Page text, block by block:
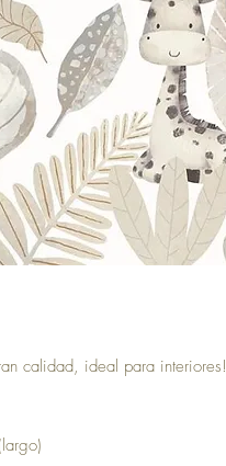
calidad, ideal para interiores!